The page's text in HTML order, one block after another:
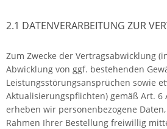
2.1 DATENVERARBEITUNG ZUR
Zum Zwecke der Vertragsabwicklung
Abwicklung von ggf. bestehenden
Leistungsstörungsansprüchen sowie
Aktualisierungspflichten) gemäß Art. 6
erheben wir personenbezogene
Rahmen Ihrer Bestellung freiwillig